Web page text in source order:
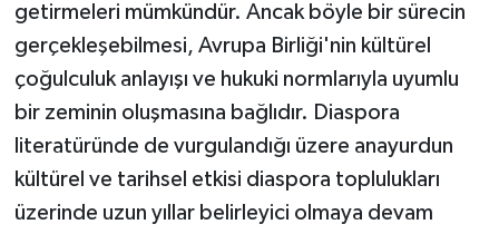
getirmeleri mümkündür. Ancak böyle bir sürecin
gerçekleşebilmesi, Avrupa Birliği'nin kültürel
çoğulculuk anlayışı ve hukuki normlarıyla uyumlu
bir zeminin oluşmasına bağlıdır. Diaspora
literatüründe de vurgulandığı üzere anayurdun
kültürel ve tarihsel etkisi diaspora toplulukları
üzerinde uzun yıllar belirleyici olmaya devam